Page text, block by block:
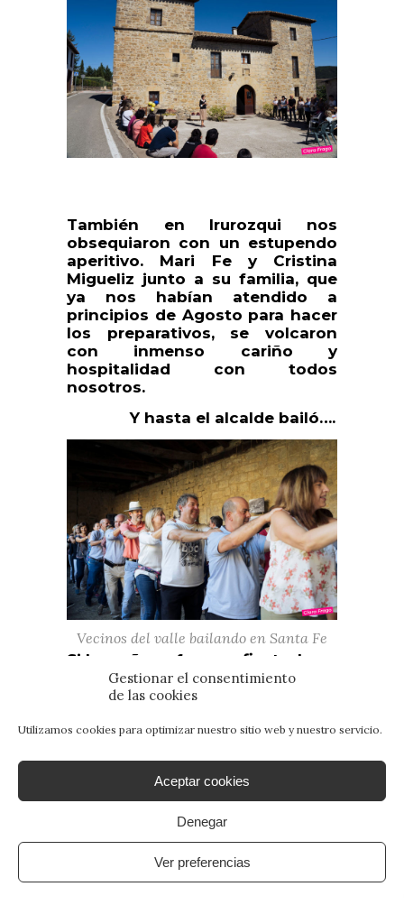
Gestionar el consentimiento
de las cookies
Utilizamos cookies para optimizar nuestro sitio web y nuestro servicio.
Aceptar cookies
Denegar
Ver preferencias
También en Irurozqui nos
obsequiaron con un estupendo
aperitivo. Mari Fe y Cristina
Migueliz junto a su familia, que
ya nos habían atendido a
principios de Agosto para hacer
los preparativos, se volcaron
con inmenso cariño y
hospitalidad con todos
nosotros.
Y hasta el alcalde bailó….
Vecinos del valle bailando en Santa Fe
Si la mañana fue una fiesta, la
tarde fue su remate. La
exposición de fotos despertó
vecinos y Bruno y Lorena nos
un poco retraído, lo pasó pipa.